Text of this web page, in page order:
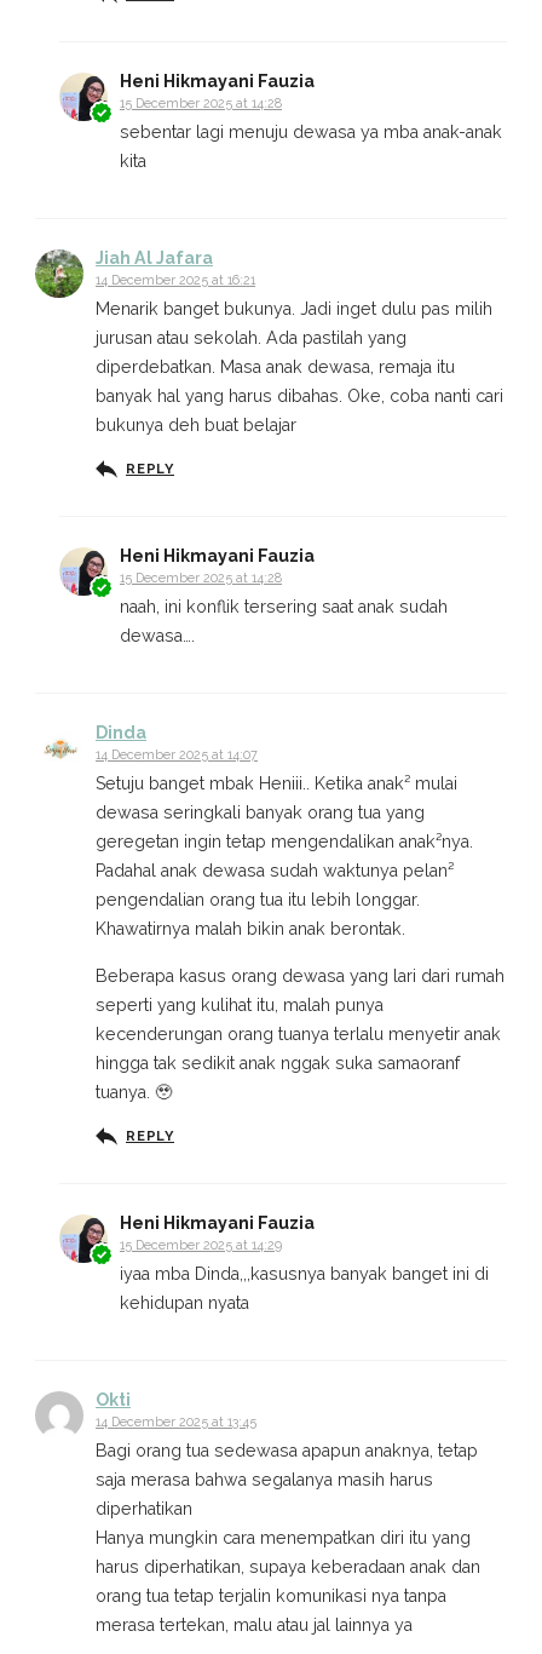
Heni Hikmayani Fauzia
15 December 2025 at 14:28
sebentar lagi menuju dewasa ya mba anak-anak
kita
Jiah Al Jafara
14 December 2025 at 16:21
Menarik banget bukunya. Jadi inget dulu pas milih
jurusan atau sekolah. Ada pastilah yang
diperdebatkan. Masa anak dewasa, remaja itu
banyak hal yang harus dibahas. Oke, coba nanti cari
bukunya deh buat belajar
REPLY
Heni Hikmayani Fauzia
15 December 2025 at 14:28
naah, ini konflik tersering saat anak sudah
dewasa….
Dinda
14 December 2025 at 14:07
Setuju banget mbak Heniii.. Ketika anak² mulai
dewasa seringkali banyak orang tua yang
geregetan ingin tetap mengendalikan anak²nya.
Padahal anak dewasa sudah waktunya pelan²
pengendalian orang tua itu lebih longgar.
Khawatirnya malah bikin anak berontak.
Beberapa kasus orang dewasa yang lari dari rumah
seperti yang kulihat itu, malah punya
kecenderungan orang tuanya terlalu menyetir anak
hingga tak sedikit anak nggak suka samaoranf
tuanya. 🥹
REPLY
Heni Hikmayani Fauzia
15 December 2025 at 14:29
iyaa mba Dinda,,,kasusnya banyak banget ini di
kehidupan nyata
Okti
14 December 2025 at 13:45
Bagi orang tua sedewasa apapun anaknya, tetap
saja merasa bahwa segalanya masih harus
diperhatikan
Hanya mungkin cara menempatkan diri itu yang
harus diperhatikan, supaya keberadaan anak dan
orang tua tetap terjalin komunikasi nya tanpa
merasa tertekan, malu atau jal lainnya ya